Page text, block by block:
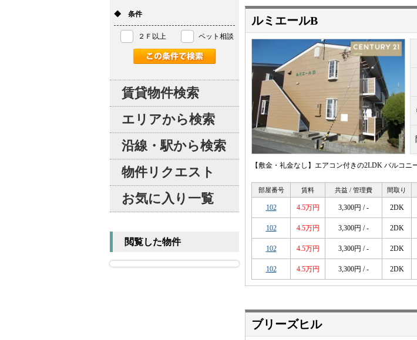
ルミエールB
【敷金・礼金なし】エアコン付きの2LDK バルコ
部屋番号 賃料 共益 / 管理費 間取り
102 4.5万円 3,300円 / - 2DK
102 4.5万円 3,300円 / - 2DK
102 4.5万円 3,300円 / - 2DK
102 4.5万円 3,300円 / - 2DK
ブリーズヒル
◆ 条件
２Ｆ以上 ペット相談
賃貸物件検索
エリアから検索
沿線・駅から検索
物件リクエスト
お気に入り一覧
閲覧した物件